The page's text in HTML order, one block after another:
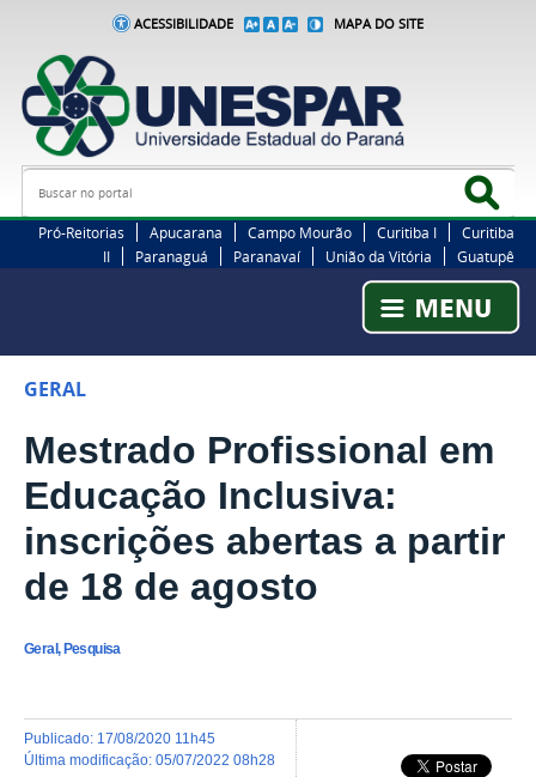
ACESSIBILIDADE MAPA DO SITE
Busca
Pró-Reitorias Apucarana Campo Mourão Curitiba I
Curitiba
II
Paranaguá Paranavaí União da Vitória Guatupê
GERAL
Mestrado Profissional em
Educação Inclusiva:
inscrições abertas a partir
de 18 de agosto
Geral, Pesquisa
publicado: 17/08/2020 11h45
última modificação: 05/07/2022 08h28